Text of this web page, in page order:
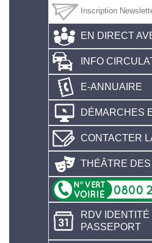
EN DIRECT
INFO
E-ANNUAIRE
DÉMARCHES
CONTACTER
THÉÂTRE
RDV IDENTITÉ
PASSEPORT